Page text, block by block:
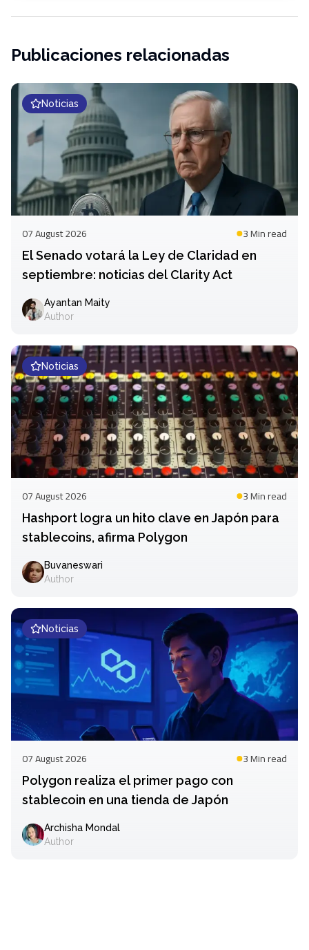
Publicaciones relacionadas
Noticias
07 August 2026 3 Minread
El Senado votará la Ley de Claridad en
septiembre: noticias del Clarity Act
Ayantan Maity
Author
Noticias
07 August 2026 3 Minread
Hashport logra un hito clave en Japón para
stablecoins, afirma Polygon
Buvaneswari
Author
Noticias
07 August 2026 3 Minread
Polygon realiza el primer pago con
stablecoin en una tienda de Japón
Archisha Mondal
Author